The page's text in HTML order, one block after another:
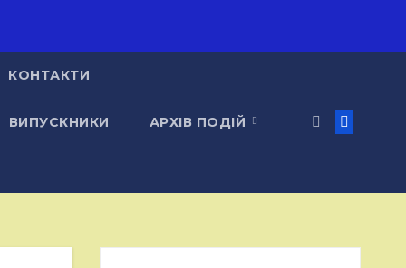
КОНТАКТИ
ВИПУСКНИКИ АРХІВ ПОДІЙ